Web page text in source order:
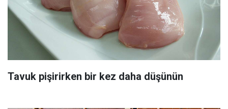
Tavuk pişirirken bir kez daha düşünün